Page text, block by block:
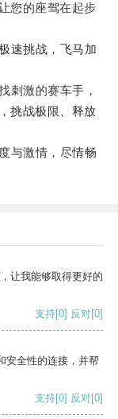
您的座驾在起步
速挑战，飞马加
激的赛车手，
挑战极限、释放
与激情，尽情畅
让我能够取得更好的
支持[0] 反对[0]
安全性的连接，并帮
支持[0] 反对[0]